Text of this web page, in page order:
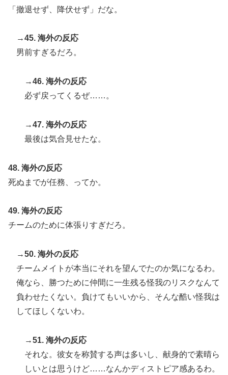
「撤退せず、降伏せず」だな。
→45. 海外の反応
男前すぎるだろ。
→46. 海外の反応
必ず戻ってくるぜ……。
→47. 海外の反応
最後は気合見せたな。
48. 海外の反応
死ぬまでが任務、ってか。
49. 海外の反応
チームのために体張りすぎだろ。
→50. 海外の反応
チームメイトが本当にそれを望んでたのか気になるわ。
俺なら、勝つために仲間に一生残る怪我のリスクなんて
負わせたくない。負けてもいいから、そんな酷い怪我は
してほしくないわ。
→51. 海外の反応
それな。彼女を称賛する声は多いし、献身的で素晴ら
しいとは思うけど……なんかディストピア感あるわ。